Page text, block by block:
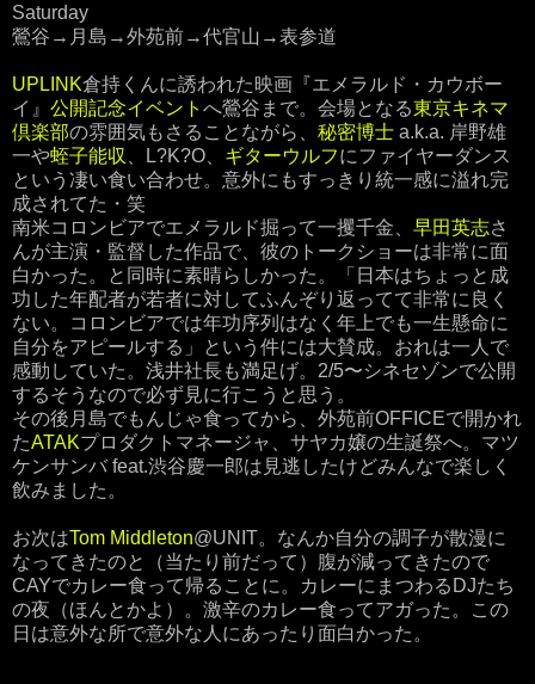
Saturday
鶯谷→月島→外苑前→代官山→表参道
UPLINK倉持くんに誘われた映画『エメラルド・カウボー
イ』 公開記念イベント へ鶯谷まで。会場となる東京キネマ
倶楽部の雰囲気もさることながら、 秘密博士 a.k.a. 岸野雄
一や蛭子能収 、L?K?O、 ギターウルフにファイヤーダンス
という凄い食い合わせ。意外にもすっきり統一感に溢れ完
成されてた・笑
南米コロンビアでエメラルド掘って一攫千金、 早田英志さ
んが主演・監督した作品で、彼のトークショーは非常に面
白かった。と同時に素晴らしかった。「日本はちょっと成
功した年配者が若者に対してふんぞり返ってて非常に良く
ない。コロンビアでは年功序列はなく年上でも一生懸命に
自分をアピールする」という件には大賛成。おれは一人で
感動していた。浅井社長も満足げ。2/5〜シネセゾンで公開
するそうなので必ず見に行こうと思う。
その後月島でもんじゃ食ってから、外苑前OFFICEで開かれ
たATAKプロダクトマネージャ、サヤカ嬢の生誕祭へ。マツ
ケンサンバ feat.渋谷慶一郎は見逃したけどみんなで楽しく
飲みました。
お次はTom Middleton@UNIT。なんか自分の調子が散漫に
なってきたのと（当たり前だって）腹が減ってきたので
CAYでカレー食って帰ることに。カレーにまつわるDJたち
の夜（ほんとかよ）。激辛のカレー食ってアガった。この
日は意外な所で意外な人にあったり面白かった。